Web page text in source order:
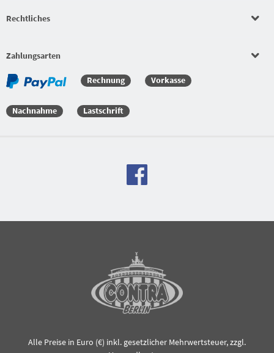
Rechtliches
Zahlungsarten
Rechnung Vorkasse
Nachnahme Lastschrift
Alle Preise in Euro (€) inkl. gesetzlicher Mehrwertsteuer, zzgl.